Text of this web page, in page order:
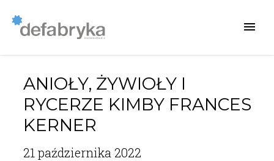
ANIOŁY, ŻYWIOŁY I
RYCERZE KIMBY FRANCES
KERNER
21 października 2022